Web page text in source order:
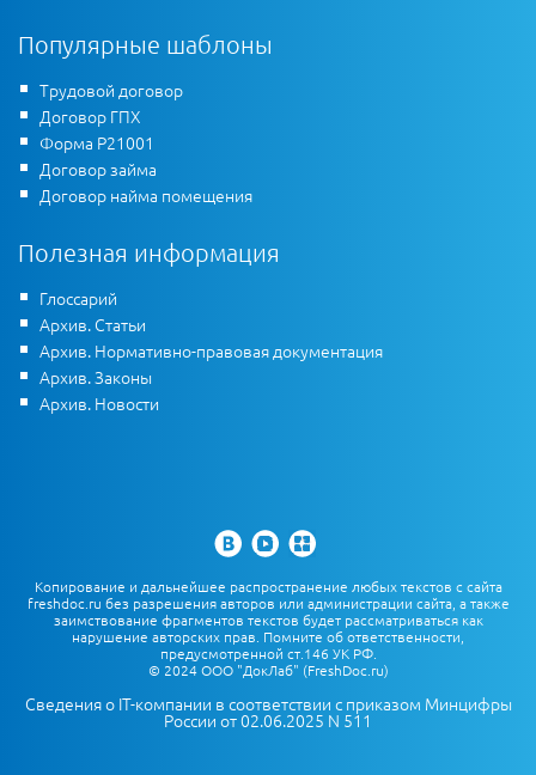
Популярные шаблоны
Трудовой договор
Договор ГПХ
Форма Р21001
Договор займа
Договор найма помещения
Полезная информация
Глоссарий
Архив. Статьи
Архив. Нормативно-правовая документация
Архив. Законы
Архив. Новости
Копирование и дальнейшее распространение любых текстов с сайта
freshdoc.ru без разрешения авторов или администрации сайта, а также
заимствование фрагментов текстов будет рассматриваться как
нарушение авторских прав. Помните об ответственности,
предусмотренной ст.146 УК РФ.
© 2024 ООО "ДокЛаб" (FreshDoc.ru)
Сведения о IT-компании в соответствии с приказом Минцифры
России от 02.06.2025 N 511